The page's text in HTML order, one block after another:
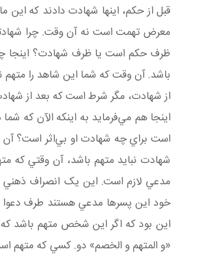
قبل از حکم، اينها شهادت دادند که
معرض تهمت است نه آن وقت. چرا
ظرف حکم است يا ظرف شهادت؟ اينجا
باشد. آن وقت که شما اين شاهد را متهم
از شهادت، مگر شرط است که بعد از
اينجا هم مي‌فرمايد به اينکه الآن
است براي چه شهادت او بي‌اثر است؟
شهادت نبايد متهم باشد، آن وقتي که
مدعي لازم است. اين يک انصراف ذهني
خود اين پسرها مدعي‌ هستند طرف
«و المتهم و الخصم» دو. کسي که متهم